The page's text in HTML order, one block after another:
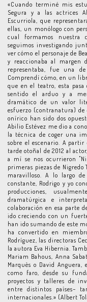
«Cuando terminé mis
Segura y a las actrices
Escurriola, que
ellas, un monólogo con
cual formamos nuestra
seguimos investigando
ver cómo el personaje de
y reaccionaba al
representaba, fue una
Comprendí cómo, en un
que en el teatro, esta
sentido el arduo y a
dramático de un valor
esfuerzo (contranatura)
onírico han sido dos
Abilio Estévez me dio a
la técnica de coger una
sobre el escenario. A
tarde otoñal de 2012 al
a mí se nos ocurrieron
primeras piezas de
maravilloso. A lo largo
constante, Rodrigo y yo
producciones,
dramatúrgica e
colaboración en esa parte
ido creciendo con un
han ido sumando de este
ha convertido en
Rodríguez, las directoras
la autora Eva Hibernia.
Mariam Bahous, Anna
Marquès o David
como faro, desde su
proyectos y talleres de
entre distintos países–
internacionales.» (Albert